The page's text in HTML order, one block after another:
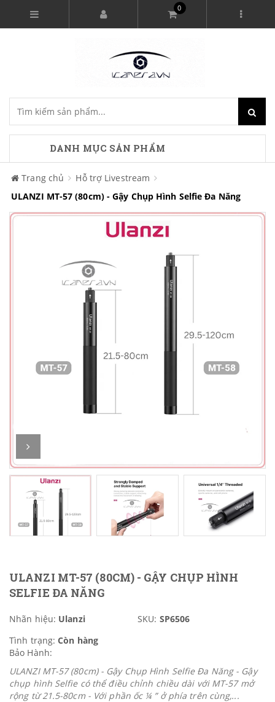
0
DANH MỤC SẢN PHẨM
Trang chủ
Hỗ trợ Livestream
ULANZI MT-57 (80cm) - Gậy Chụp Hình Selfie Đa Năng
ULANZI MT-57 (80CM) - GẬY CHỤP HÌNH
SELFIE ĐA NĂNG
Nhãn hiệu: Ulanzi SKU: SP6506
Tình trạng: Còn hàng
Bảo Hành:
ULANZI MT-57 (80cm) - Gậy Chụp Hình Selfie Đa Năng - Gậy
chụp hình Selfie có thể điều chỉnh chiều dài với MT-57 mở
rộng từ 21.5-80cm - Với phần ốc ¼ ” ở phía trên cùng,...